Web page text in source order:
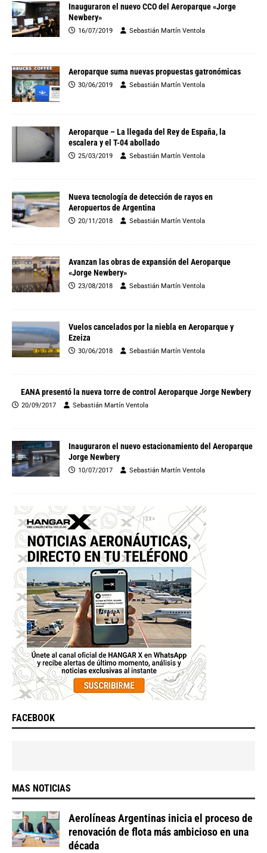
Inauguraron el nuevo CCO del Aeroparque «Jorge
Newbery»
16/07/2019 Sebastián Martín Ventola
Aeroparque suma nuevas propuestas gatronómicas
30/06/2019 Sebastián Martín Ventola
Aeroparque – La llegada del Rey de España, la
escalera y el T-04 abollado
25/03/2019 Sebastián Martín Ventola
Nueva tecnología de detección de rayos en
Aeropuertos de Argentina
20/11/2018 Sebastián Martín Ventola
Avanzan las obras de expansión del Aeroparque
«Jorge Newbery»
23/08/2018 Sebastián Martín Ventola
Vuelos cancelados por la niebla en Aeroparque y
Ezeiza
30/06/2018 Sebastián Martín Ventola
EANA presentó la nueva torre de control Aeroparque Jorge Newbery
20/09/2017 Sebastián Martín Ventola
Inauguraron el nuevo estacionamiento del Aeroparque
Jorge Newbery
10/07/2017 Sebastián Martín Ventola
FACEBOOK
MAS NOTICIAS
Aerolíneas Argentinas inicia el proceso de
renovación de flota más ambicioso en una
década